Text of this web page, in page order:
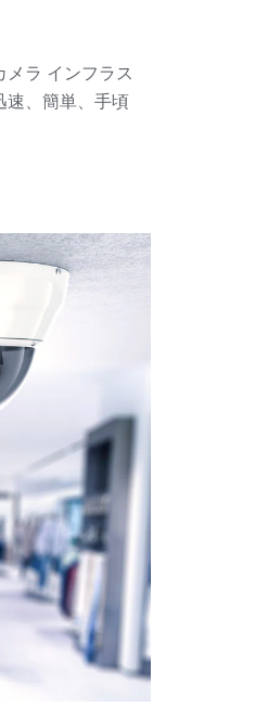
ラ インフラス
速、簡単、手頃